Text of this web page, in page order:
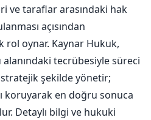
ve taraflar arasındaki hak
açısından
oynar. Kaynar Hukuk,
tecrübesiyle süreci
şekilde yönetir;
koruyarak en doğru sonuca
Detaylı bilgi ve hukuki